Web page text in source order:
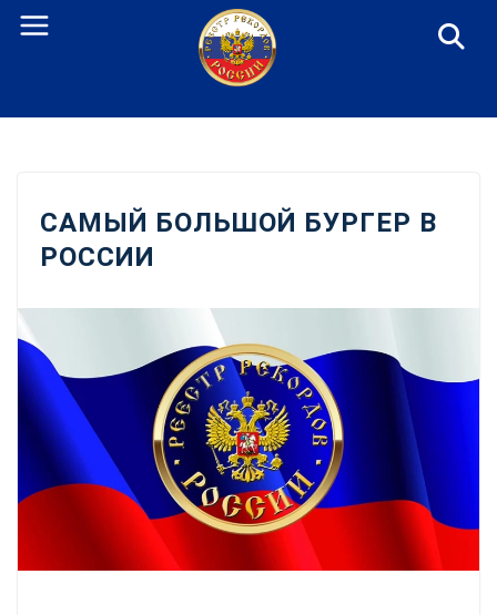
Перейти
САМЫЙ БОЛЬШОЙ БУРГЕР В
РОССИИ